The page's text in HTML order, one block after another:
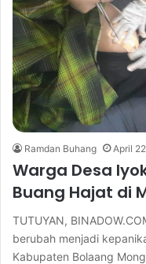
Ramdan Buhang April
Warga Desa
Buang Hajat di
TUTUYAN,
berubah menjadi
Kabupaten Bolaang